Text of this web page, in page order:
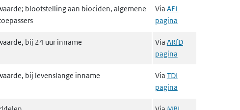
blootstelling aan biociden, algemene
Via AEL
pagina
bij 24 uur inname Via ARfD
pagina
bij levenslange inname Via TDI
pagina